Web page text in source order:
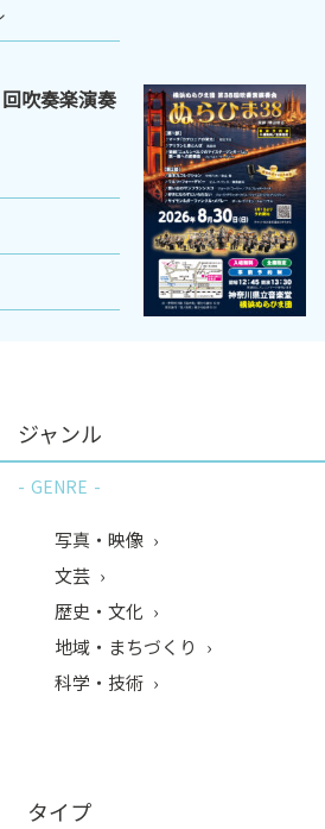
吹奏楽演奏
ジャンル
GENRE
写真・映像
文芸
歴史・文化
地域・まちづくり
科学・技術
タイプ